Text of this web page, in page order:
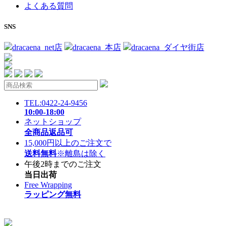
よくある質問
SNS
dracaena_net店 dracaena_本店 dracaena_ダイヤ街店
TEL:0422-24-9456
10:00-18:00
ネットショップ
全商品返品可
15,000円以上のご注文で
送料無料※離島は除く
午後2時までのご注文
当日出荷
Free Wrapping
ラッピング無料